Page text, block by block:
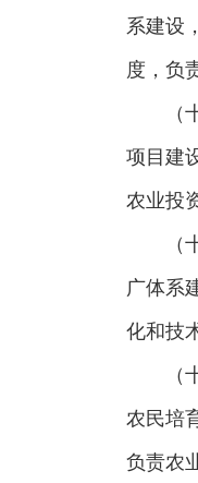
系建设
度，负
项目建
农业投
广体系
化和技
农民培
负责农